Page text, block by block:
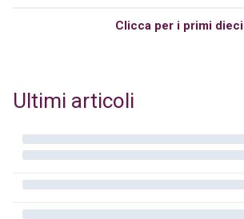
Clicca per i primi dieci
Ultimi articoli